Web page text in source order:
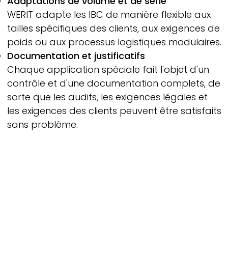
WERIT adapte les IBC de manière flexible aux
tailles spécifiques des clients, aux exigences de
poids ou aux processus logistiques modulaires.
Documentation et justificatifs
Chaque application spéciale fait l'objet d'un
contrôle et d'une documentation complets, de
sorte que les audits, les exigences légales et
les exigences des clients peuvent être satisfaits
sans problème.